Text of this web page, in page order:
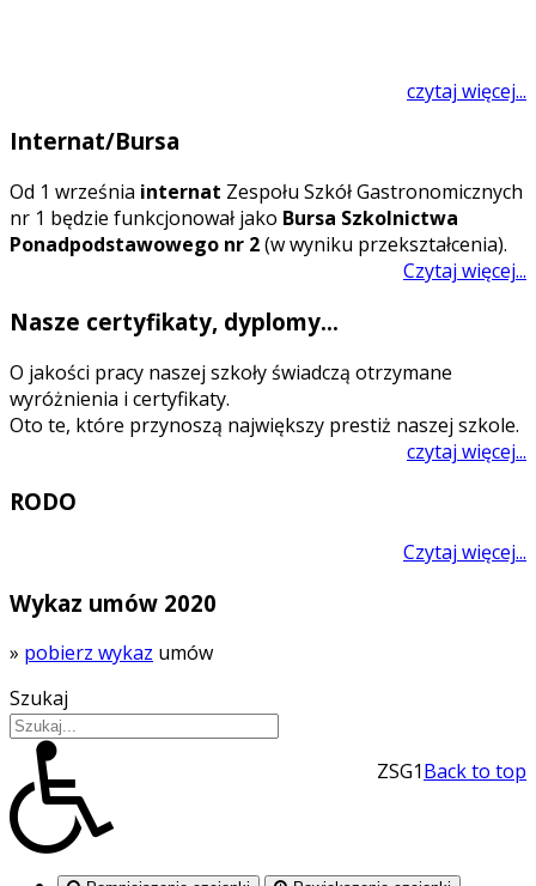
czytaj więcej...
Internat/Bursa
Od 1 września internat Zespołu Szkół Gastronomicznych
nr 1 będzie funkcjonował jako Bursa Szkolnictwa
Ponadpodstawowego nr 2(w wyniku przekształcenia).
Czytaj więcej...
Nasze certyfikaty, dyplomy...
O jakości pracy naszej szkoły świadczą otrzymane
wyróżnienia i certyfikaty.
Oto te, które przynoszą największy prestiż naszej szkole.
czytaj więcej...
RODO
Czytaj więcej...
Wykaz umów 2020
» pobierz wykaz umów
Szukaj
Back to top
ZSG1